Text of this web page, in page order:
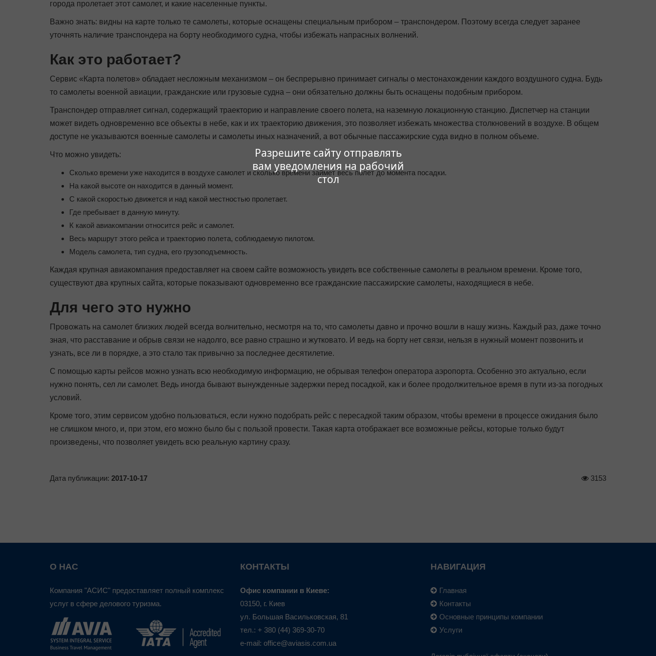
Разрешите сайту отправлять
вам уведомления на рабочий
стол
города пролетает этот самолет, и какие населенные пункты.
Важно знать: видны на карте только те самолеты, которые оснащены специальным прибором – транспондером. Поэтому всегда следует заранее
уточнять наличие транспондера на борту необходимого судна, чтобы избежать напрасных волнений.
Как это работает?
Сервис «Карта полетов» обладает несложным механизмом – он беспрерывно принимает сигналы о местонахождении каждого воздушного судна. Будь
то самолеты военной авиации, гражданские или грузовые судна – они обязательно должны быть оснащены подобным прибором.
Транспондер отправляет сигнал, содержащий траекторию и направление своего полета, на наземную локационную станцию. Диспетчер на станции
может видеть одновременно все объекты в небе, как и их траекторию движения, это позволяет избежать множества столкновений в воздухе. В общем
доступе не указываются военные самолеты и самолеты иных назначений, а вот обычные пассажирские суда видно в полном объеме.
Что можно увидеть:
Сколько времени уже находится в воздухе самолет и сколько времени займет весь полет до момента посадки.
На какой высоте он находится в данный момент.
С какой скоростью движется и над какой местностью пролетает.
Где пребывает в данную минуту.
К какой авиакомпании относится рейс и самолет.
Весь маршрут этого рейса и траекторию полета, соблюдаемую пилотом.
Модель самолета, тип судна, его грузоподъемность.
Каждая крупная авиакомпания предоставляет на своем сайте возможность увидеть все собственные самолеты в реальном времени. Кроме того,
существуют два крупных сайта, которые показывают одновременно все гражданские пассажирские самолеты, находящиеся в небе.
Для чего это нужно
Провожать на самолет близких людей всегда волнительно, несмотря на то, что самолеты давно и прочно вошли в нашу жизнь. Каждый раз, даже точно
зная, что расставание и обрыв связи не надолго, все равно страшно и жутковато. И ведь на борту нет связи, нельзя в нужный момент позвонить и
узнать, все ли в порядке, а это стало так привычно за последнее десятилетие.
С помощью карты рейсов можно узнать всю необходимую информацию, не обрывая телефон оператора аэропорта. Особенно это актуально, если
нужно понять, сел ли самолет. Ведь иногда бывают вынужденные задержки перед посадкой, как и более продолжительное время в пути из-за погодных
условий.
Кроме того, этим сервисом удобно пользоваться, если нужно подобрать рейс с пересадкой таким образом, чтобы времени в процессе ожидания было
не слишком много, и, при этом, его можно было бы с пользой провести. Такая карта отображает все возможные рейсы, которые только будут
произведены, что позволяет увидеть всю реальную картину сразу.
Дата публикации: 2017-10-17 3153
О НАС
Компания "АСИС" предоставляет полный комплекс
услуг в сфере делового туризма.
КОНТАКТЫ
Офис компании в Киеве:
03150, г. Киев
ул. Большая Васильковская, 81
тел.: + 380 (44) 369-30-70
e-mail: office@aviasis.com.ua
НАВИГАЦИЯ
Главная
Контакты
Основные принципы компании
Услуги